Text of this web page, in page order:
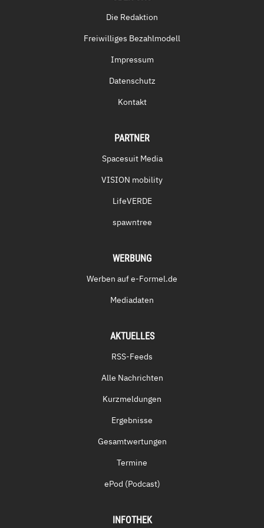
Die Redaktion
Freiwilliges Bezahlmodell
Impressum
Datenschutz
Kontakt
PARTNER
Spacesuit Media
VISION mobility
LifeVERDE
spawntree
WERBUNG
Werben auf e-Formel.de
Mediadaten
AKTUELLES
RSS-Feeds
Alle Nachrichten
Kurzmeldungen
Ergebnisse
Gesamtwertungen
Termine
ePod (Podcast)
INFOTHEK